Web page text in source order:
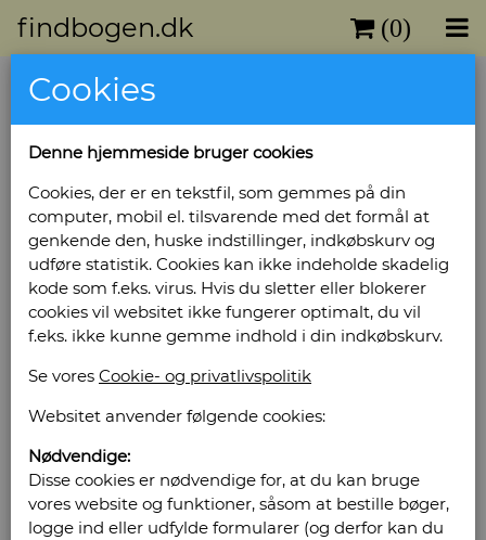
findbogen.dk (0)
Uldall, Kai
Dansk Folkekunst. Billeder med
indledende tekst.
Forlag: Thaning & Appels Forlag - Udgivet år:
1963 - Antal bind: 1 - Antal sider: 297 -
Indbinding: Halvlæderbind med smudsomslag
- Tilstand: Pænt eksemplar. -
Bog ID: 35292
Rigt illustreret med farvebilleder.
Pris: Kr. 220,00
Læg i kurv
Cookies
Denne hjemmeside bruger cookies
Cookies, der er en tekstfil, som gemmes på din
computer, mobil el. tilsvarende med det formål at
genkende den, huske indstillinger, indkøbskurv og
udføre statistik. Cookies kan ikke indeholde skadelig
kode som f.eks. virus. Hvis du sletter eller blokerer
cookies vil websitet ikke fungerer optimalt, du vil
f.eks. ikke kunne gemme indhold i din indkøbskurv.
Se vores Cookie- og privatlivspolitik
Websitet anvender følgende cookies:
Nødvendige:
Disse cookies er nødvendige for, at du kan bruge
vores website og funktioner, såsom at bestille bøger,
logge ind eller udfylde formularer (og derfor kan du